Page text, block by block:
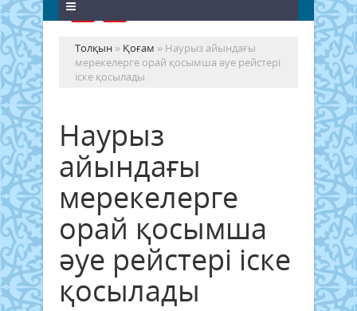
Толқын » Қоғам » Наурыз айындағы
мерекелерге орай қосымша әуе рейстері
іске қосылады
Наурыз
айындағы
мерекелерге
орай қосымша
әуе рейстері іске
қосылады